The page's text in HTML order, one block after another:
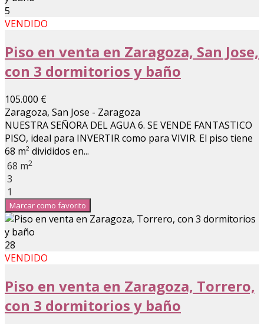
5
VENDIDO
Piso en venta en Zaragoza, San Jose,
con 3 dormitorios y baño
105.000 €
Zaragoza, San Jose - Zaragoza
NUESTRA SEÑORA DEL AGUA 6. SE VENDE FANTASTICO
PISO, ideal para INVERTIR como para VIVIR. El piso tiene
68 m² divididos en...
68 m2
3
1
Marcar como favorito
28
VENDIDO
Piso en venta en Zaragoza, Torrero,
con 3 dormitorios y baño